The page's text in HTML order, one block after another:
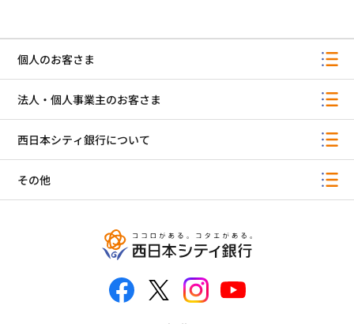
個人のお客さま
法人・個人事業主のお客さま
西日本シティ銀行について
その他